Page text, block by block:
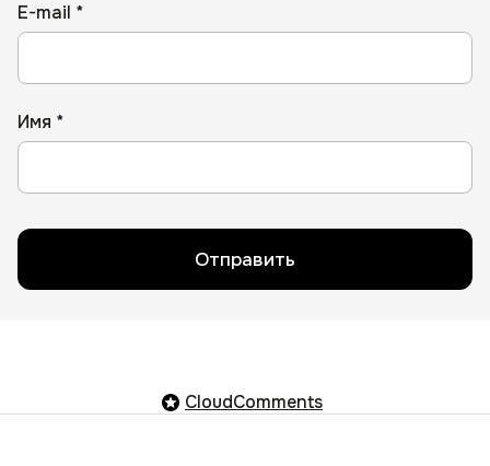
E-mail *
Имя *
Отправить
CloudComments